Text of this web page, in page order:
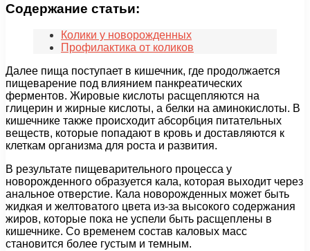
Содержание статьи:
Колики у новорожденных
Профилактика от коликов
Далее пища поступает в кишечник, где продолжается
пищеварение под влиянием панкреатических
ферментов. Жировые кислоты расщепляются на
глицерин и жирные кислоты, а белки на аминокислоты. В
кишечнике также происходит абсорбция питательных
веществ, которые попадают в кровь и доставляются к
клеткам организма для роста и развития.
В результате пищеварительного процесса у
новорожденного образуется кала, которая выходит через
анальное отверстие. Кала новорожденных может быть
жидкая и желтоватого цвета из-за высокого содержания
жиров, которые пока не успели быть расщеплены в
кишечнике. Со временем состав каловых масс
становится более густым и темным.